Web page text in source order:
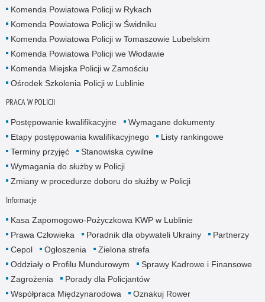
Komenda Powiatowa Policji w Rykach
Komenda Powiatowa Policji w Świdniku
Komenda Powiatowa Policji w Tomaszowie Lubelskim
Komenda Powiatowa Policji we Włodawie
Komenda Miejska Policji w Zamościu
Ośrodek Szkolenia Policji w Lublinie
PRACA W POLICJI
Postępowanie kwalifikacyjne
Wymagane dokumenty
Etapy postępowania kwalifikacyjnego
Listy rankingowe
Terminy przyjęć
Stanowiska cywilne
Wymagania do służby w Policji
Zmiany w procedurze doboru do służby w Policji
Informacje
Kasa Zapomogowo-Pożyczkowa KWP w Lublinie
Prawa Człowieka
Poradnik dla obywateli Ukrainy
Partnerzy
Cepol
Ogłoszenia
Zielona strefa
Oddziały o Profilu Mundurowym
Sprawy Kadrowe i Finansowe
Zagrożenia
Porady dla Policjantów
Współpraca Międzynarodowa
Oznakuj Rower